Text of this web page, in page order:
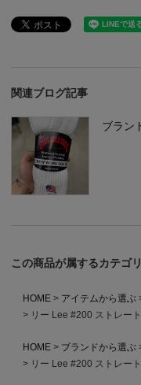
関連ブログ記事
ブラン
この商品が属するカテゴリ
HOME アイテムから選ぶ
リー Lee #200 ストレー
HOME ブランドから選ぶ
リー Lee #200 ストレー